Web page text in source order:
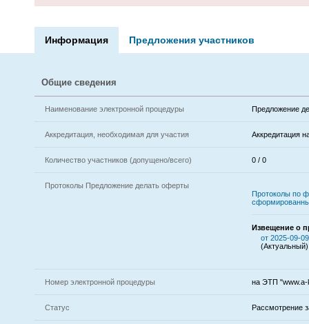
Информация Предложения участников
Общие сведения
Наименование электронной процедуры Предложение
Аккредитация, необходимая для участия Аккредитация
Количество участников (допущено/всего) 0 / 0
Протоколы Предложение делать оферты
Протоколы по
Извещение о
от 2025-09-
(Актуальный)
Номер электронной процедуры на ЭТП "www.a-
Статус Рассмотрение